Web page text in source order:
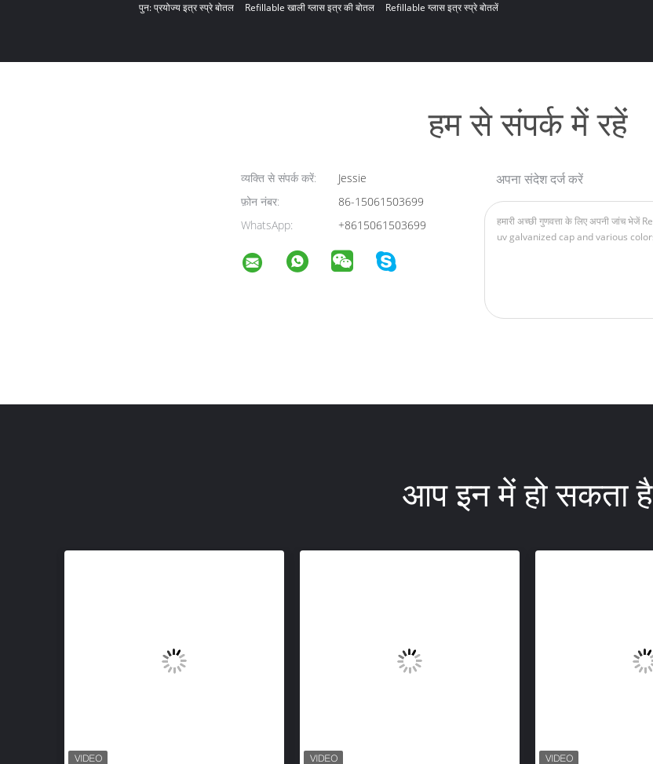
पुन: प्रयोज्य इत्र स्प्रे बोतल Refillable खाली ग्लास इत्र की बोतल Refillable ग्लास इत्र स्प्रे बोतलें
हम से संपर्क में रहें
व्यक्ति से संपर्क करें:
Jessie
फ़ोन नंबर:
86-15061503699
WhatsApp:
+8615061503699
अपना संदेश दर्ज करें
आप इन में हो सकता है